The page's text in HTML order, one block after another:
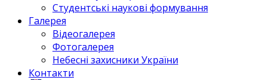
Студентські наукові формування
Галерея
Відеогалерея
Фотогалерея
Небесні захисники України
Контакти